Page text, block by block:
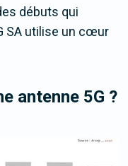
débuts qui
SA utilise un cœur
antenne 5G ?